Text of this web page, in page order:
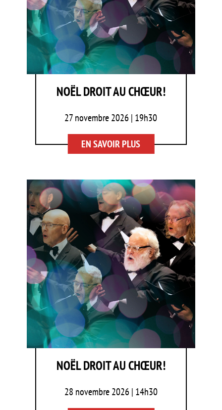
NOËL DROIT AU CHŒUR!
27 novembre 2026 | 19h30
EN SAVOIR PLUS
NOËL DROIT AU CHŒUR!
28 novembre 2026 | 14h30